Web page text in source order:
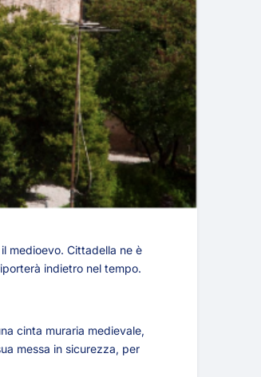
medioevo. Cittadella ne è
indietro nel tempo.
cinta muraria medievale,
messa in sicurezza, per